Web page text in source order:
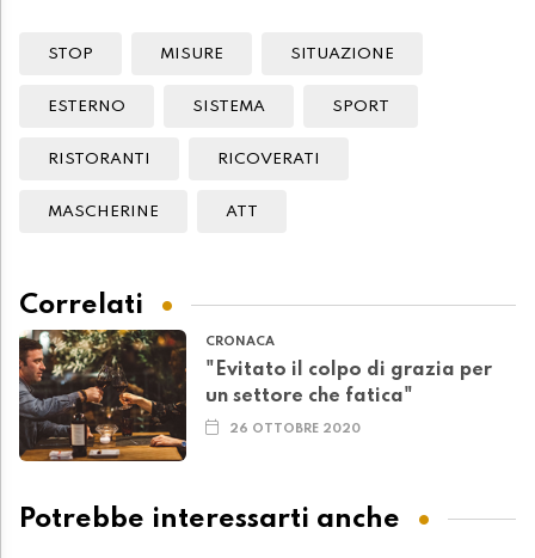
STOP MISURE SITUAZIONE
ESTERNO SISTEMA SPORT
RISTORANTI RICOVERATI
MASCHERINE ATT
Correlati
CRONACA
"Evitato il colpo di grazia per
un settore che fatica"
26 OTTOBRE 2020
Potrebbe interessarti anche